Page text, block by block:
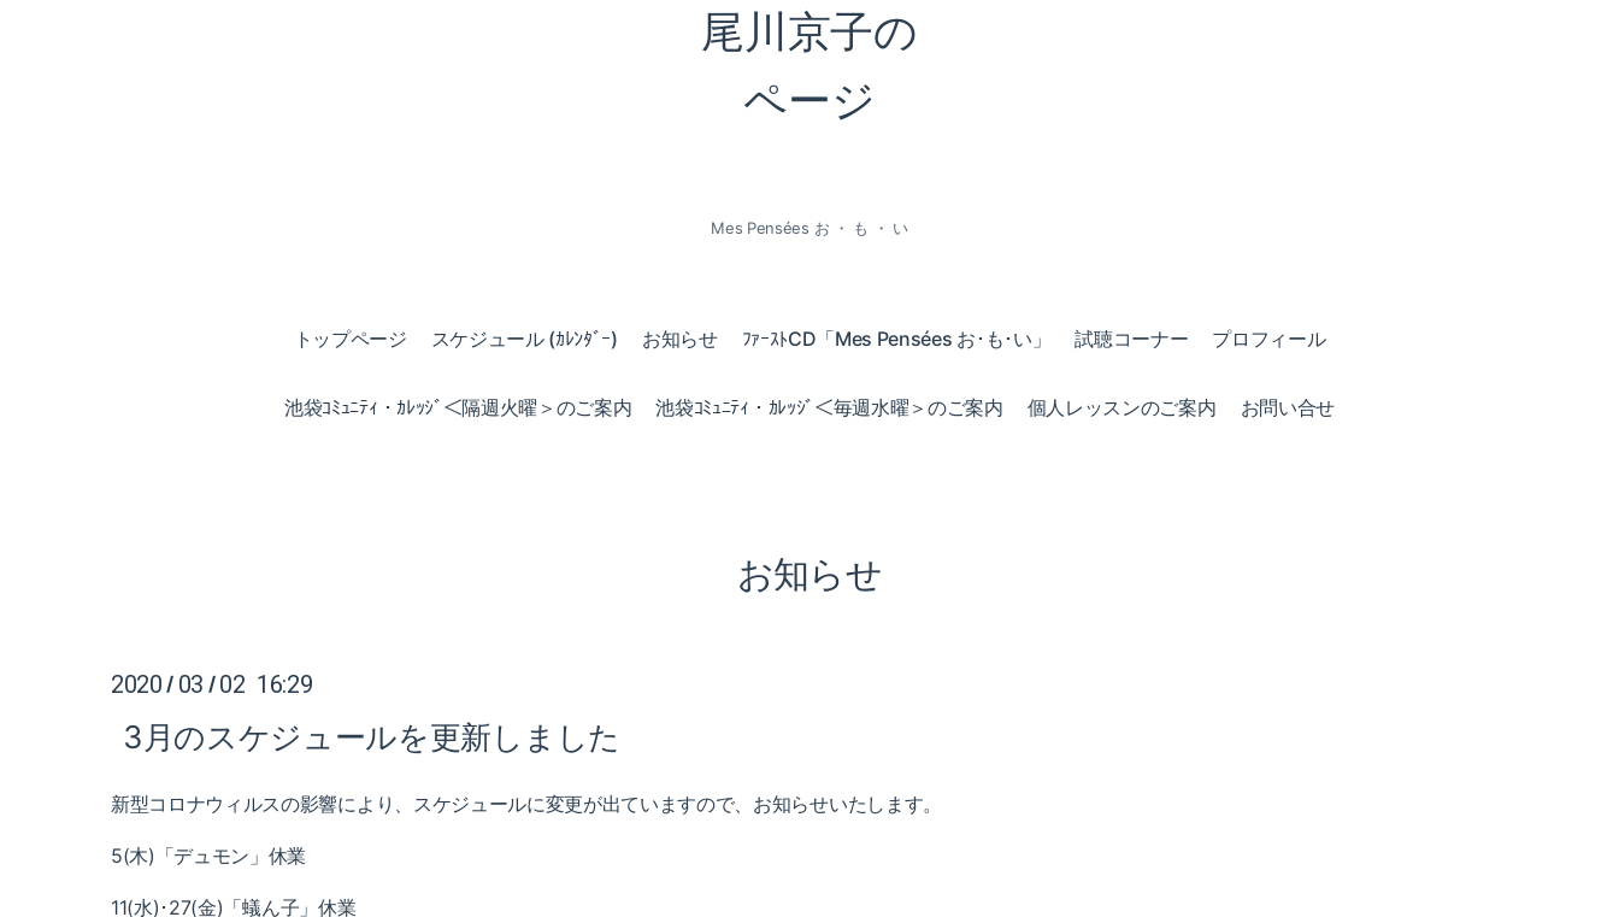
尾川京子の
ページ
Mes Pensées お ・ も ・ い
トップページ スケジュール (ｶﾚﾝﾀﾞｰ) お知らせ ﾌｧｰｽﾄCD「Mes Pensées お･も･い」 試聴コーナー プロフィール
池袋ｺﾐｭﾆﾃｨ・ｶﾚｯｼﾞ＜隔週火曜＞のご案内 池袋ｺﾐｭﾆﾃｨ・ｶﾚｯｼﾞ＜毎週水曜＞のご案内 個人レッスンのご案内 お問い合せ
お知らせ
2020 / 03 / 02 16:29
3月のスケジュールを更新しました
新型コロナウィルスの影響により、スケジュールに変更が出ていますので、お知らせいたします。
5(木)「デュモン」休業
11(水)･27(金)「蟻ん子」休業